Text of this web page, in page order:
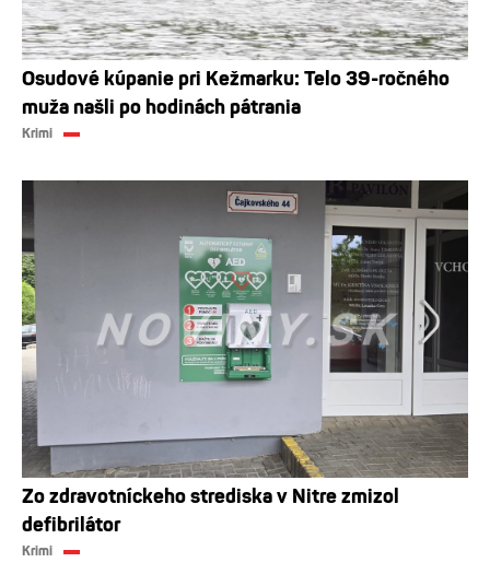
Osudové kúpanie pri Kežmarku: Telo 39-ročného
muža našli po hodinách pátrania
Krimi
Zo zdravotníckeho strediska v Nitre zmizol
defibrilátor
Krimi